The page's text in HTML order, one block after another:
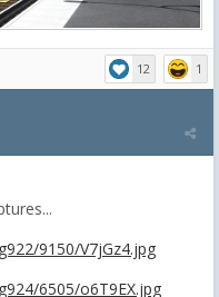
12 1
9150/V7jGz4.jpg
6505/o6T9EX.jpg